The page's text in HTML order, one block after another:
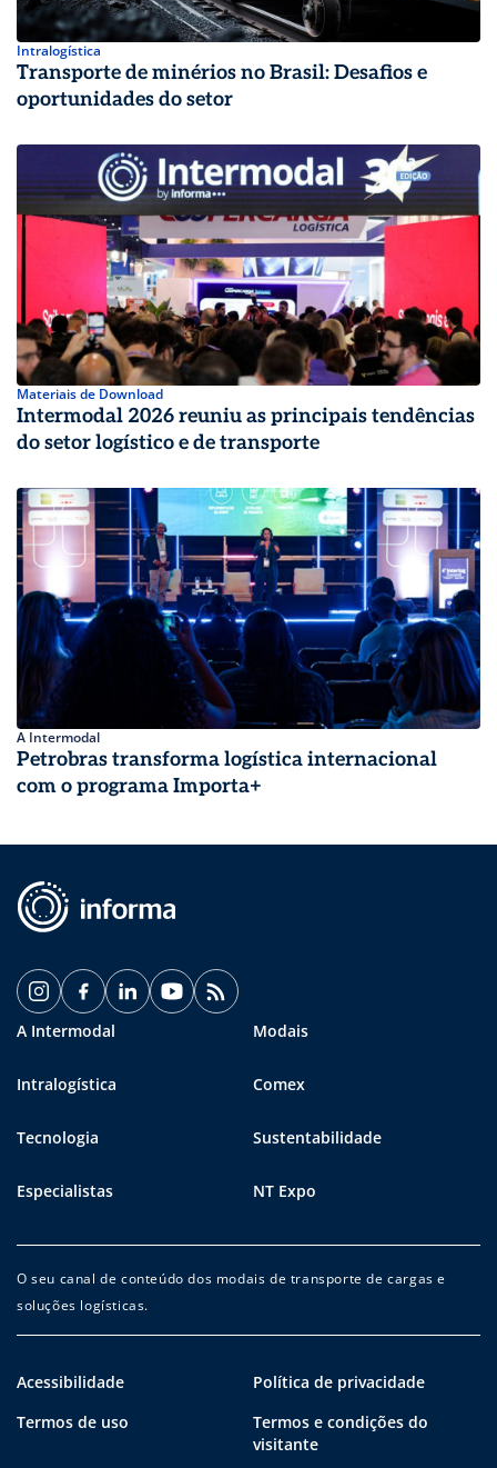
Intralogística
Transporte de minérios no Brasil: Desafios e
oportunidades do setor
Materiais de Download
Intermodal 2026 reuniu as principais tendências
do setor logístico e de transporte
A Intermodal
Petrobras transforma logística internacional
com o programa Importa+
A Intermodal Modais
Intralogística Comex
Tecnologia Sustentabilidade
Especialistas NT Expo
O seu canal de conteúdo dos modais de transporte de cargas e
soluções logísticas.
Acessibilidade
Política de privacidade
Termos de uso
Termos e condições do
visitante